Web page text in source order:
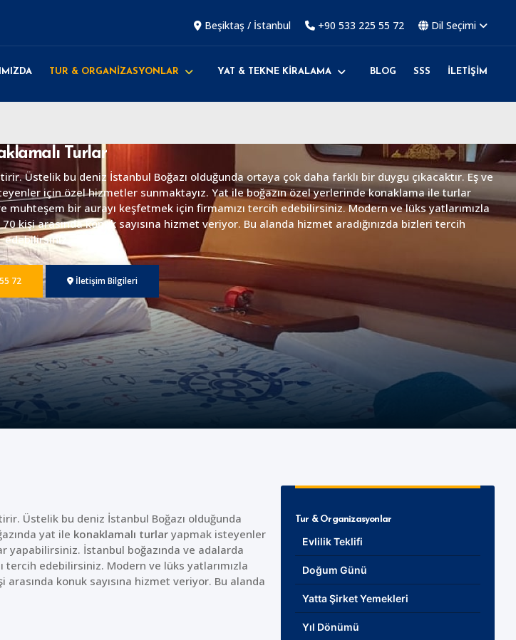
Beşiktaş / İstanbul +90 533 225 55 72 Dil Seçimi
TUR & ORGANİZASYONLAR YAT & TEKNE KİRALAMA BLOG SSS İLETİŞİM
Turlar
Üstelik bu deniz İstanbul Boğazı olduğunda ortaya çok daha farklı bir duygu çıkacaktır. Eş ve
için özel hizmetler sunmaktayız. Yat ile boğazın özel yerlerinde konaklama ile turlar
bir aurayı keşfetmek için firmamızı tercih edebilirsiniz. Modern ve lüks yatlarımızla
arasında konuk sayısına hizmet veriyor. Bu alanda hizmet aradığınızda bizleri tercih
edebilirsiniz.
72 İletişim Bilgileri
Üstelik bu deniz İstanbul Boğazı olduğunda
yat ile konaklamalı turlar yapmak isteyenler
yapabilirsiniz. İstanbul boğazında ve adalarda
edebilirsiniz. Modern ve lüks yatlarımızla
konuk sayısına hizmet veriyor. Bu alanda
Tur & Organizasyonlar
Evlilik Teklifi
Doğum Günü
Yatta Şirket Yemekleri
Yıl Dönümü